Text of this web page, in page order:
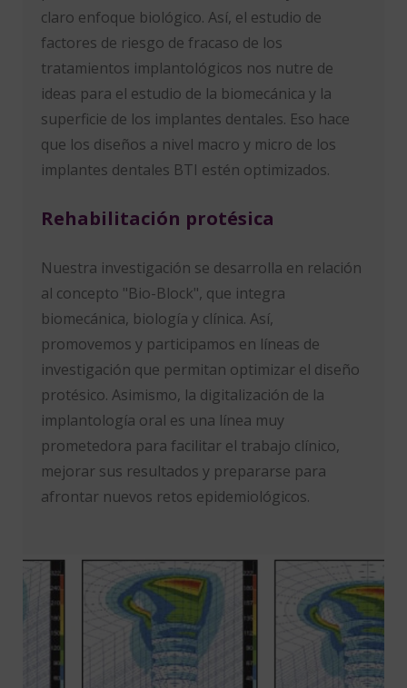
claro enfoque biológico. Así, el estudio de
factores de riesgo de fracaso de los
tratamientos implantológicos nos nutre de
ideas para el estudio de la biomecánica y la
superficie de los implantes dentales. Eso hace
que los diseños a nivel macro y micro de los
implantes dentales BTI estén optimizados.
Rehabilitación protésica
Nuestra investigación se desarrolla en relación
al concepto "Bio-Block", que integra
biomecánica, biología y clínica. Así,
promovemos y participamos en líneas de
investigación que permitan optimizar el diseño
protésico. Asimismo, la digitalización de la
implantología oral es una línea muy
prometedora para facilitar el trabajo clínico,
mejorar sus resultados y prepararse para
afrontar nuevos retos epidemiológicos.